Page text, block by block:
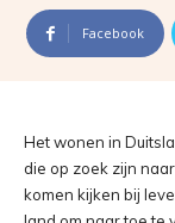
Facebook
Het wonen in
die op zoek zijn
komen kijken bij